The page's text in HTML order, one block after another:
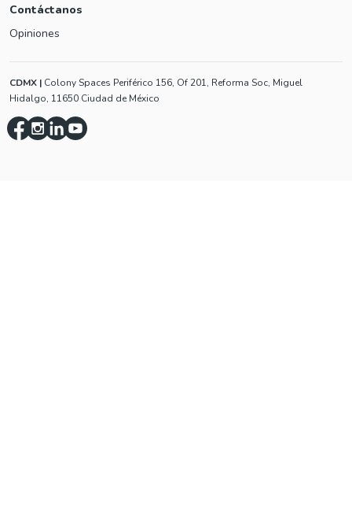
Contáctanos
Opiniones
CDMX | Colony Spaces Periférico 156, Of 201, Reforma Soc, Miguel
Hidalgo, 11650 Ciudad de México